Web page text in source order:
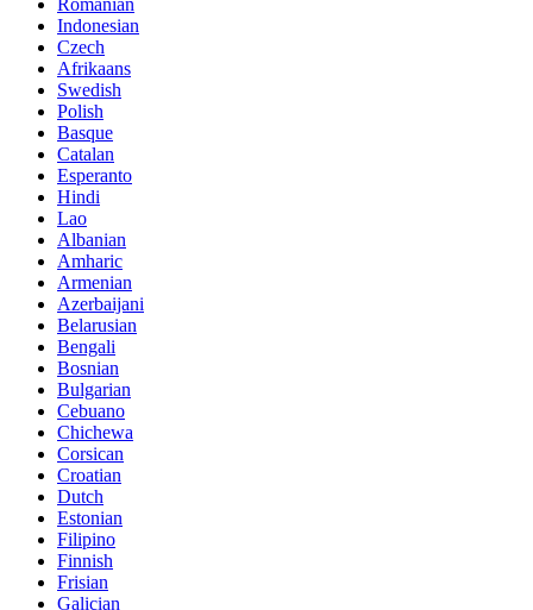
Romanian
Indonesian
Czech
Afrikaans
Swedish
Polish
Basque
Catalan
Esperanto
Hindi
Lao
Albanian
Amharic
Armenian
Azerbaijani
Belarusian
Bengali
Bosnian
Bulgarian
Cebuano
Chichewa
Corsican
Croatian
Dutch
Estonian
Filipino
Finnish
Frisian
Galician